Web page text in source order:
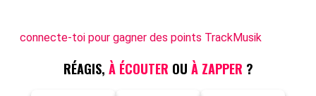
connecte-toi pour gagner des points TrackMusik
RÉAGIS, À ÉCOUTER OU À ZAPPER ?